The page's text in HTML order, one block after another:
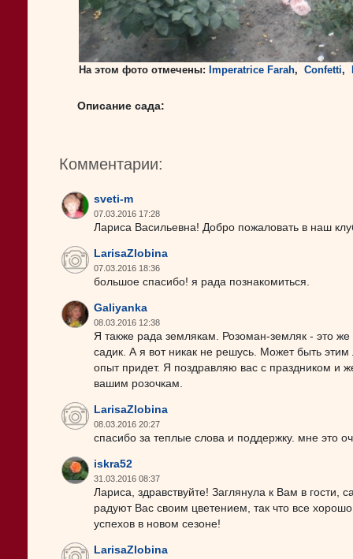
На этом фото отмечены: Imperatrice Farah, Confetti,
Описание сада:
Комментарии:
sveti-m
07.03.2016 17:28
Лариса Васильевна! Добро пожаловать в наш
LarisaZlobina
07.03.2016 18:36
большое спасибо! я рада познакомиться.
Galiyanka
08.03.2016 12:38
Я также рада землякам. Розоман-земляк - это
садик. А я вот никак не решусь. Может быть
опыт придет. Я поздравляю вас с праздником и
вашим розочкам.
LarisaZlobina
08.03.2016 20:27
спасибо за теплые слова и поддержку. мне это
iskra52
31.03.2016 08:37
Лариса, здравствуйте! Заглянула к Вам в гости,
радуют Вас своим цветением, так что все
успехов в новом сезоне!
LarisaZlobina